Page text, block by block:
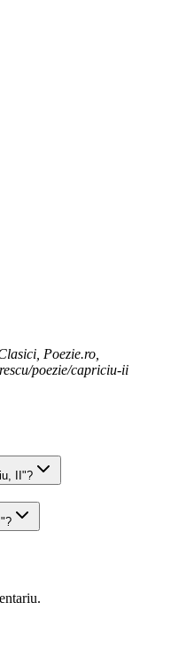
Poezie.ro,
poezie/capriciu-ii
II"?